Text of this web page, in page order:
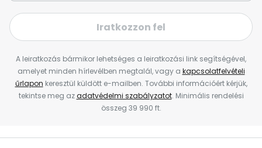
Iratkozzon fel
A leiratkozás bármikor lehetséges a leiratkozási link segítségével,
amelyet minden hírlevélben megtalál, vagy a kapcsolatfelvételi
űrlapon keresztül küldött e-mailben. További információért kérjük,
tekintse meg azadatvédelmi szabályzatot. Minimális rendelési
összeg 39 990 ft.